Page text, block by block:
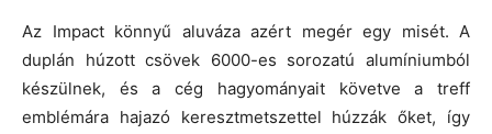
Az Impact könnyű aluváza azért megér egy misét. A
duplán húzott csövek 6000-es sorozatú alumíniumból
készülnek, és a cég hagyományait követve a treff
emblémára hajazó keresztmetszettel húzzák őket, így